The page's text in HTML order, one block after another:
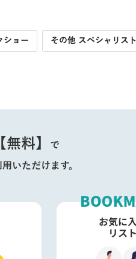
ョー その他 スペシャリスト
料】 で
いただけます。